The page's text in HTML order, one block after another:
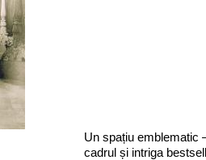
Un spațiu emblematic
cadrul și intriga